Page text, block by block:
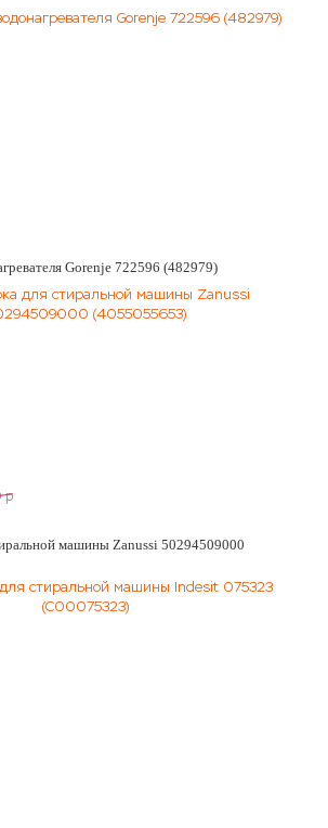
Gorenje 722596 (482979)
p
машины Zanussi 50294509000